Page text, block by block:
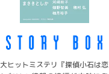
大ヒットミステリ『探偵小石は恋